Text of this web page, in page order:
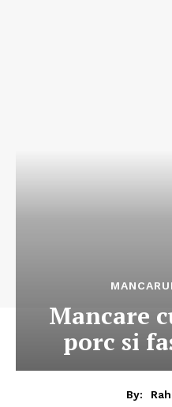
Mancare
porc si
By: